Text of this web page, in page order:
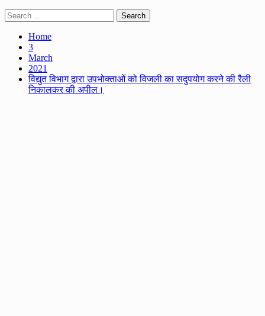
Search
for:
Home
3
March
2021
विद्युत विभाग द्वारा उपभोक्ताओं को विजली का सदुपयोग करने की रैली
निकालकर की अपील।